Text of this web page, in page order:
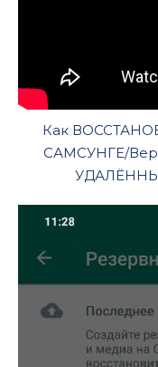
Как
САМСУНГЕ/